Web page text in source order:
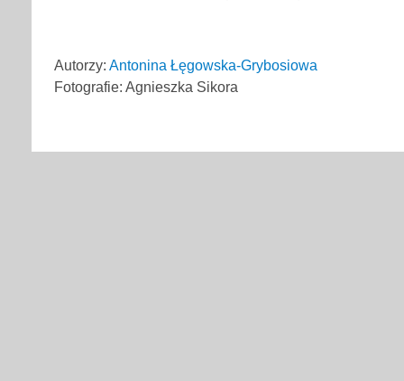
Autorzy: Antonina Łęgowska-Grybosiowa
Fotografie: Agnieszka Sikora